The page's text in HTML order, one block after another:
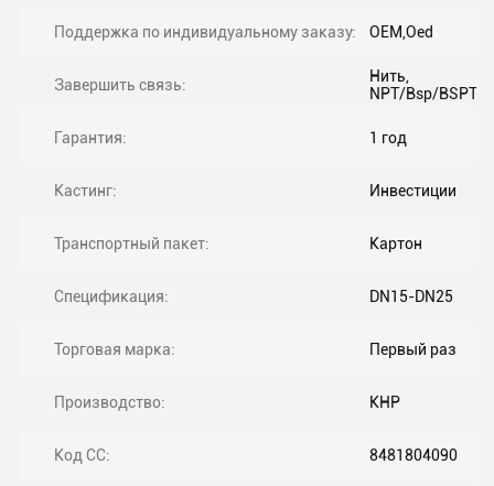
Поддержка по индивидуальному заказу: OEM,Oed
Завершить связь:
Нить,
NPT/Bsp/BSPT
Гарантия: 1 год
Кастинг: Инвестиции
Транспортный пакет: Картон
Спецификация: DN15-DN25
Торговая марка: Первый раз
Производство: КНР
Код СС: 8481804090